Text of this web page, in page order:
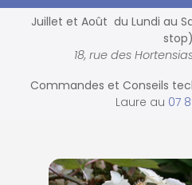
Juillet et Août du Lundi au
stop)
18, rue des
Commandes et Conseils
Laure au 07